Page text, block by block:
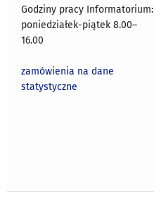
Godziny pracy Informatorium:
poniedziałek-piątek 8.00–
16.00
zamówienia na dane
statystyczne